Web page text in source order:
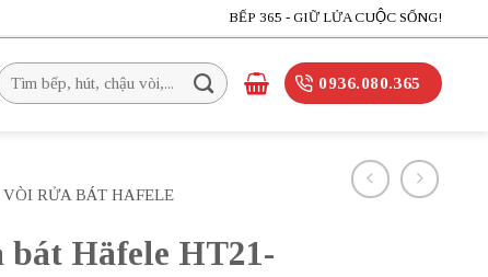
BẾP 365 - GIỮ LỬA CUỘC SỐNG!
0936.080.365
VÒI RỬA BÁT HAFELE
Häfele HT21-